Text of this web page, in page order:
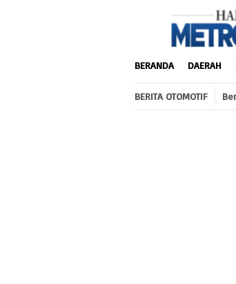
BERANDA DAERAH
BERITA OTOMOTIF